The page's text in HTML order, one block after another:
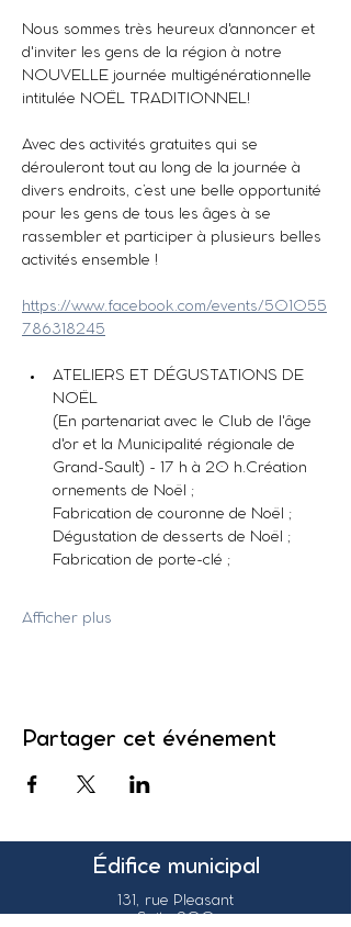
Nous sommes très heureux d'annoncer et
d'inviter les gens de la région à notre
NOUVELLE journée multigénérationnelle
intitulée NOËL TRADITIONNEL!
Avec des activités gratuites qui se
dérouleront tout au long de la journée à
divers endroits, c’est une belle opportunité
pour les gens de tous les âges à se
rassembler et participer à plusieurs belles
activités ensemble !
https://www.facebook.com/events/501055
786318245
ATELIERS ET DÉGUSTATIONS DE
NOËL
(En partenariat avec le Club de l'âge
d'or et la Municipalité régionale de
Grand-Sault) - 17 h à 20 h.Création
ornements de Noël ;
Fabrication de couronne de Noël ;
Dégustation de desserts de Noël ;
Fabrication de porte-clé ;
Afficher plus
Partager cet événement
Édifice municipal
131, rue Pleasant
Suite 200